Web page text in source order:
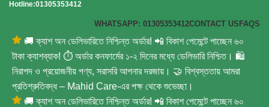
Hotline:01305353412
WHATSAPP: 01305353412CONTACT US FAQS
🚚 ক্যাশ অন ডেলিভারিতে নিশ্চিন্ত অর্ডার! 📲 বিকাশ পেমেন্টে পাচ্ছেন ৬০
টাকা ক্যাশব্যাক! ⏱️ অর্ডার কনফার্মের ১-২ দিনের মধ্যে ডেলিভারি নিশ্চিত। 🛍️
নিরাপদ ও প্রয়োজনীয় পণ্য, সরাসরি আপনার দরজায়। 🤝 বিশ্বস্ততায় আমরা
প্রতিশ্রুতিবদ্ধ – Mahid Care-এর পক্ষ থেকে শুভেচ্ছা।
🚚 ক্যাশ অন ডেলিভারিতে নিশ্চিন্ত অর্ডার! 📲 বিকাশ পেমেন্টে পাচ্ছেন ৬০